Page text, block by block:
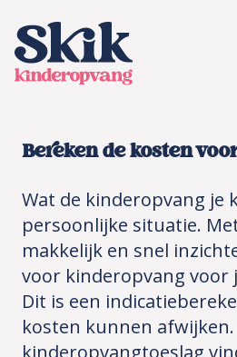
SKIK kinderopvang
Bereken de kosten
Wat de kinderopvang je
persoonlijke situatie.
makkelijk en snel
voor kinderopvang voor
Dit is een
kosten kunnen
kinderopvangtoeslag